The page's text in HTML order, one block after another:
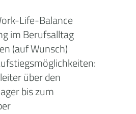
Life-Balance
im Berufsalltag
(auf Wunsch)
über den
bis zum